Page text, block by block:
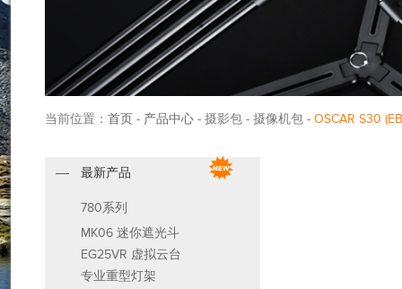
当前位置： 首页 - 产品中心 - 摄影包 - 摄像机包 - OSCAR S30
最新产品
780系列
MK06 迷你遮光斗
EG25VR 虚拟云台
专业重型灯架